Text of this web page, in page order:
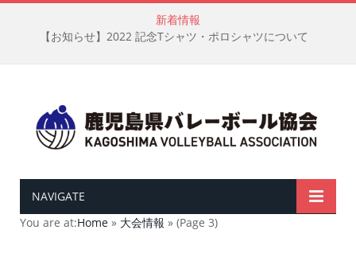
新着情報
【お知らせ】2022 記念Tシャツ・ポロシャツについて
NAVIGATE
You are at:Home » 大会情報 » (Page 3)